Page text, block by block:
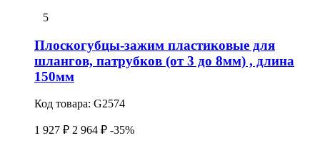
5
Плоскогубцы-зажим пластиковые для
шлангов, патрубков (от 3 до 8мм) , длина
150мм
Код товара: G2574
1 927 ₽ 2 964 ₽ -35%